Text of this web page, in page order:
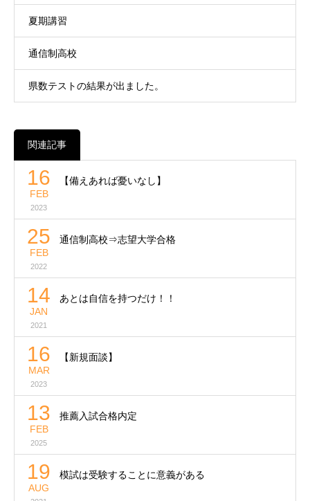
夏期講習
通信制高校
県数テストの結果が出ました。
関連記事
16
FEB
2023
【備えあれば憂いなし】
25
FEB
2022
通信制高校⇒志望大学合格
14
JAN
2021
あとは自信を持つだけ！！
16
MAR
2023
【新規面談】
13
FEB
2025
推薦入試合格内定
19
AUG
模試は受験することに意義がある